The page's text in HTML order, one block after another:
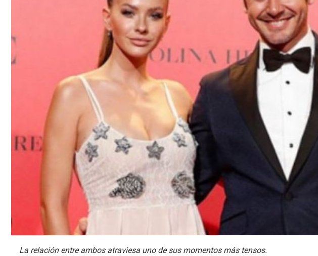
La relación entre ambos atraviesa uno de sus momentos más tensos.